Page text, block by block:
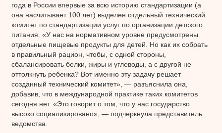
года в России впервые за всю историю стандартизации (а
она насчитывает 100 лет) выделен отдельный технический
комитет по стандартизации услуг по организации детского
питания. «У нас на нормативном уровне предусмотрены
отдельные пищевые продукты для детей. Но как их собрать
в правильный рацион, чтобы, с одной стороны,
сбалансировать белки, жиры и углеводы, а с другой не
оттолкнуть ребенка? Вот именно эту задачу решает
созданный технический комитет», — разъяснила она,
добавив, что в международной практике таких комитетов
сегодня нет. «Это говорит о том, что у нас государство
высоко социализировано», — подчеркнула представитель
ведомства.